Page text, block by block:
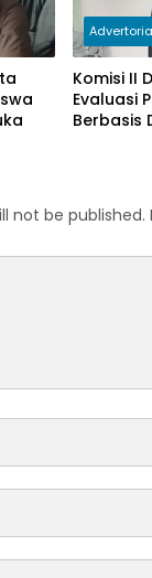
Komisi II
Evaluasi
Berbasis
not be published.